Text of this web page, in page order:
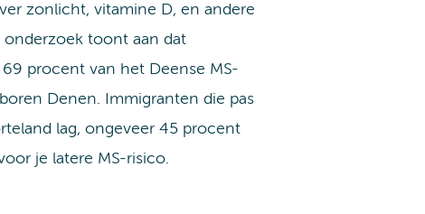
zonlicht, vitamine D, en andere
onderzoek toont aan dat
procent van het Deense MS-
Denen. Immigranten die pas
lag, ongeveer 45 procent
je latere MS-risico.